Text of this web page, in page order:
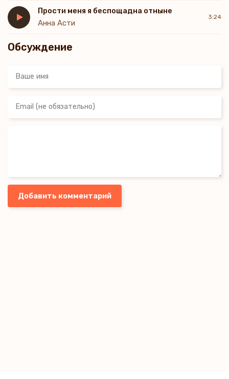
Прости меня я беспощадна отныне
Анна Асти
3:24
Обсуждение
Добавить комментарий